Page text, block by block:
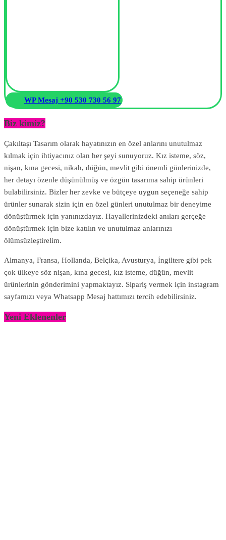
WP Mesaj +90 530 730 56 97
Biz kimiz?
Çakıltaşı Tasarım olarak hayatınızın en özel anlarını unutulmaz
kılmak için ihtiyacınız olan her şeyi sunuyoruz. Kız isteme, söz,
nişan, kına gecesi, nikah, düğün, mevlit gibi önemli günlerinizde,
her detayı özenle düşünülmüş ve özgün tasarıma sahip ürünleri
bulabilirsiniz. Bizler her zevke ve bütçeye uygun seçeneğe sahip
ürünler sunarak sizin için en özel günleri unutulmaz bir deneyime
dönüştürmek için yanınızdayız. Hayallerinizdeki anıları gerçeğe
dönüştürmek için bize katılın ve unutulmaz anlarınızı
ölümsüzleştirelim.
Almanya, Fransa, Hollanda, Belçika, Avusturya, İngiltere gibi pek
çok ülkeye söz nişan, kına gecesi, kız isteme, düğün, mevlit
ürünlerinin gönderimini yapmaktayız. Sipariş vermek için instagram
sayfamızı veya Whatsapp Mesaj hattımızı tercih edebilirsiniz.
Yeni Eklenenler